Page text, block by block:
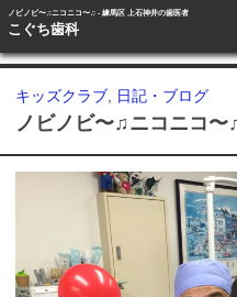
ノビノビ〜♫ニコニコ〜♫ - 練馬区 上石神井の歯医者
こぐち歯科
キッズクラブ 日記・ブログ
ノビノビ〜♫ニコニコ〜
Googleマップ